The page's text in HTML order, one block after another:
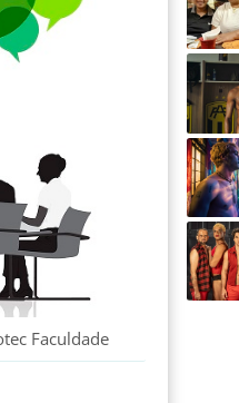
Faculdade